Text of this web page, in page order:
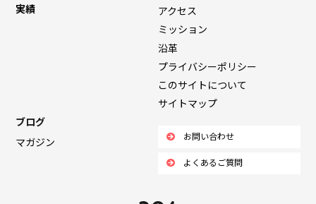
実績
アクセス
ミッション
沿革
プライバシーポリシー
このサイトについて
サイトマップ
ブログ
マガジン
お問い合わせ
よくあるご質問